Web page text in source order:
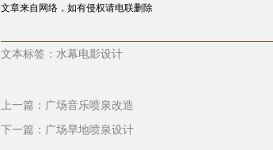
文章来自网络，如有侵权请电联删除
文本标签：水幕电影设计
上一篇： 广场音乐喷泉改造
下一篇： 广场旱地喷泉设计